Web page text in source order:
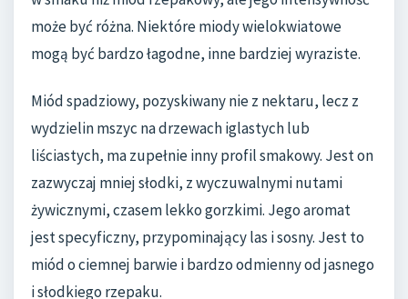
może być różna. Niektóre miody wielokwiatowe
mogą być bardzo łagodne, inne bardziej wyraziste.
Miód spadziowy, pozyskiwany nie z nektaru, lecz z
wydzielin mszyc na drzewach iglastych lub
liściastych, ma zupełnie inny profil smakowy. Jest on
zazwyczaj mniej słodki, z wyczuwalnymi nutami
żywicznymi, czasem lekko gorzkimi. Jego aromat
jest specyficzny, przypominający las i sosny. Jest to
miód o ciemnej barwie i bardzo odmienny od jasnego
i słodkiego rzepaku.